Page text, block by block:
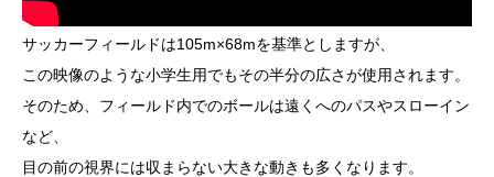
サッカーフィールドは105m×68mを基準としますが、
この映像のような小学生用でもその半分の広さが使用されます。
そのため、フィールド内でのボールは遠くへのパスやスローイン
など、
目の前の視界には収まらない大きな動きも多くなります。